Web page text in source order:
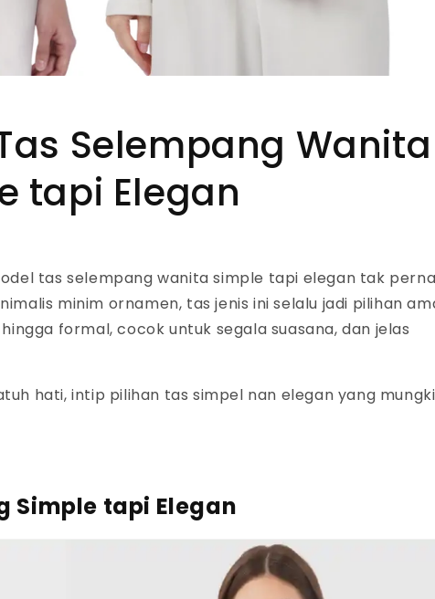
Selempang Wanita
tapi Elegan
tas selempang wanita simple tapi elegan tak
minim ornamen, tas jenis ini selalu jadi pilihan
formal, cocok untuk segala suasana, dan jelas
hati, intip pilihan tas simpel nan elegan yang
Simple tapi Elegan